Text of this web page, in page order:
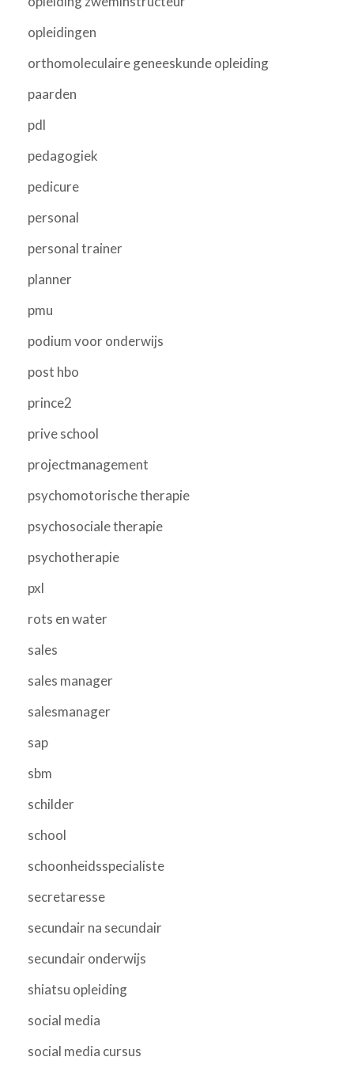
opleidingen
orthomoleculaire geneeskunde opleiding
paarden
pdl
pedagogiek
pedicure
personal
personal trainer
planner
pmu
podium voor onderwijs
post hbo
prince2
prive school
projectmanagement
psychomotorische therapie
psychosociale therapie
psychotherapie
pxl
rots en water
sales
sales manager
salesmanager
sap
sbm
schilder
school
schoonheidsspecialiste
secretaresse
secundair na secundair
secundair onderwijs
shiatsu opleiding
social media
social media cursus